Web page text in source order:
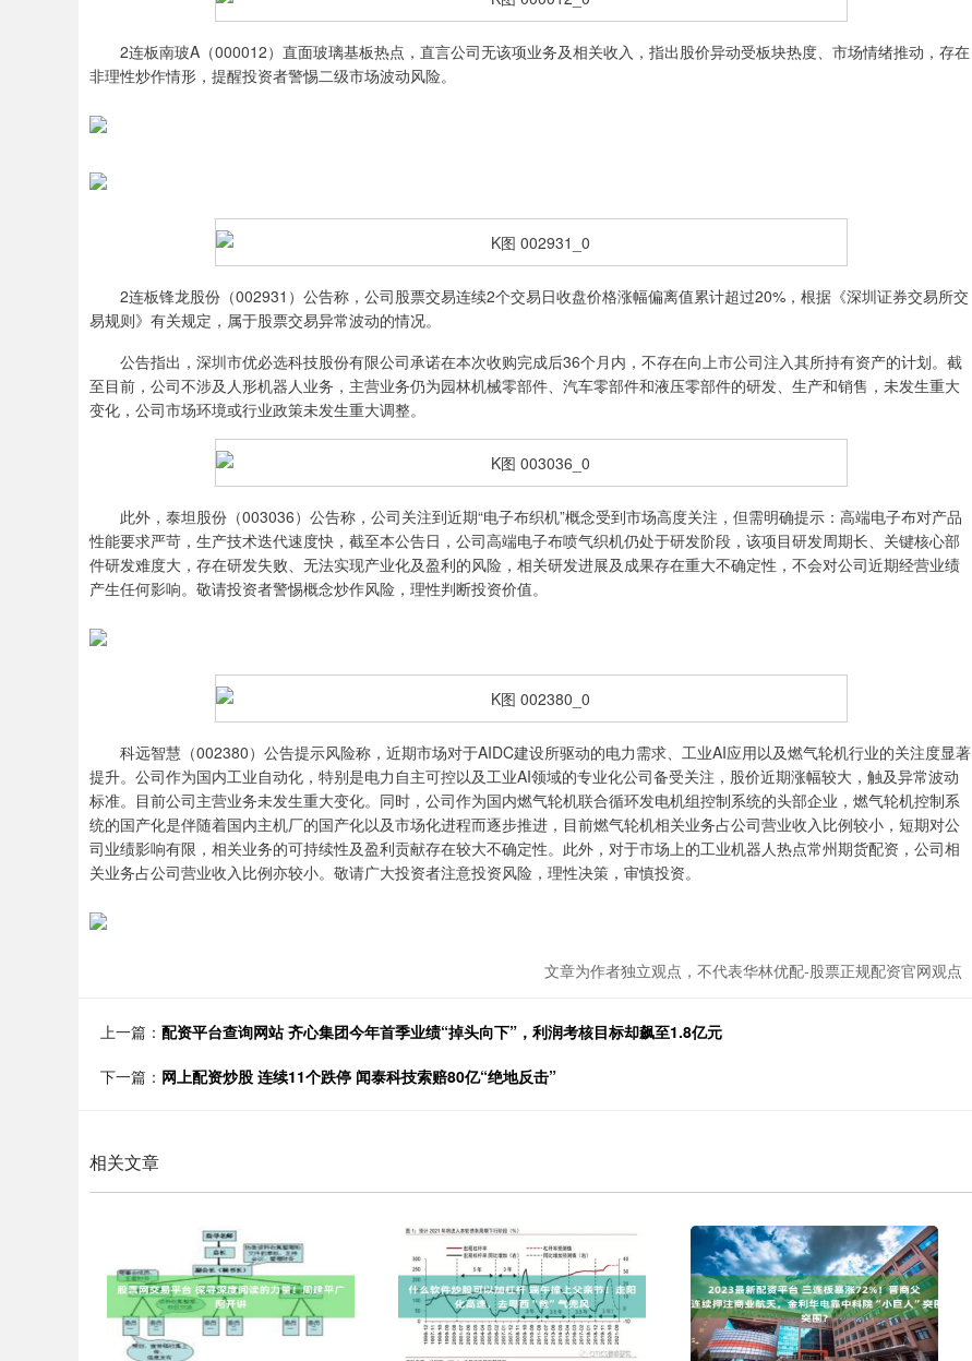
2连板南玻A（000012）直面玻璃基板热点，直言公司无该项业务及相关收入，指出股价异动受板块热度、市场情绪推动，存在
非理性炒作情形，提醒投资者警惕二级市场波动风险。
2连板锋龙股份（002931）公告称，公司股票交易连续2个交易日收盘价格涨幅偏离值累计超过20%，根据《深圳证券交易所交
易规则》有关规定，属于股票交易异常波动的情况。
公告指出，深圳市优必选科技股份有限公司承诺在本次收购完成后36个月内，不存在向上市公司注入其所持有资产的计划。截
至目前，公司不涉及人形机器人业务，主营业务仍为园林机械零部件、汽车零部件和液压零部件的研发、生产和销售，未发生重大
变化，公司市场环境或行业政策未发生重大调整。
此外，泰坦股份（003036）公告称，公司关注到近期“电子布织机”概念受到市场高度关注，但需明确提示：高端电子布对产品
性能要求严苛，生产技术迭代速度快，截至本公告日，公司高端电子布喷气织机仍处于研发阶段，该项目研发周期长、关键核心部
件研发难度大，存在研发失败、无法实现产业化及盈利的风险，相关研发进展及成果存在重大不确定性，不会对公司近期经营业绩
产生任何影响。敬请投资者警惕概念炒作风险，理性判断投资价值。
科远智慧（002380）公告提示风险称，近期市场对于AIDC建设所驱动的电力需求、工业AI应用以及燃气轮机行业的关注度显著
提升。公司作为国内工业自动化，特别是电力自主可控以及工业AI领域的专业化公司备受关注，股价近期涨幅较大，触及异常波动
标准。目前公司主营业务未发生重大变化。同时，公司作为国内燃气轮机联合循环发电机组控制系统的头部企业，燃气轮机控制系
统的国产化是伴随着国内主机厂的国产化以及市场化进程而逐步推进，目前燃气轮机相关业务占公司营业收入比例较小，短期对公
司业绩影响有限，相关业务的可持续性及盈利贡献存在较大不确定性。此外，对于市场上的工业机器人热点常州期货配资，公司相
关业务占公司营业收入比例亦较小。敬请广大投资者注意投资风险，理性决策，审慎投资。
文章为作者独立观点，不代表华林优配-股票正规配资官网观点
上一篇： 配资平台查询网站 齐心集团今年首季业绩“掉头向下”，利润考核目标却飙至1.8亿元
下一篇： 网上配资炒股 连续11个跌停 闻泰科技索赔80亿“绝地反击”
相关文章